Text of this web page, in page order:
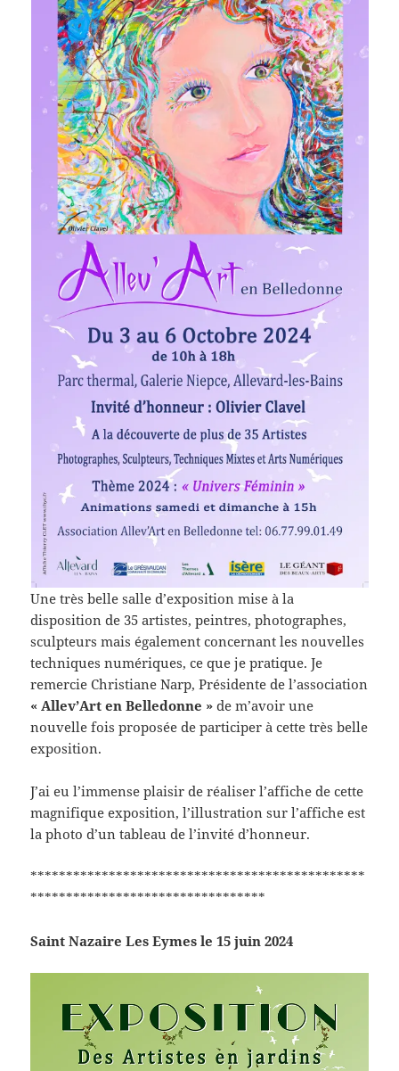
Une très belle salle d’exposition mise à la
disposition de 35 artistes, peintres, photographes,
sculpteurs mais également concernant les nouvelles
techniques numériques, ce que je pratique. Je
remercie Christiane Narp, Présidente de l’association
« Allev’Art en Belledonne » de m’avoir une
nouvelle fois proposée de participer à cette très belle
exposition.
J’ai eu l’immense plaisir de réaliser l’affiche de cette
magnifique exposition, l’illustration sur l’affiche est
la photo d’un tableau de l’invité d’honneur.
***********************************************
*********************************
Saint Nazaire Les Eymes le 15 juin 2024